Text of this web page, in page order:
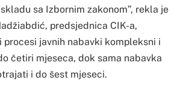
sa Izbornim zakonom”, rekla je
predsjednica CIK-a,
procesi javnih nabavki kompleksni i
četiri mjeseca, dok sama nabavka
i do šest mjeseci.